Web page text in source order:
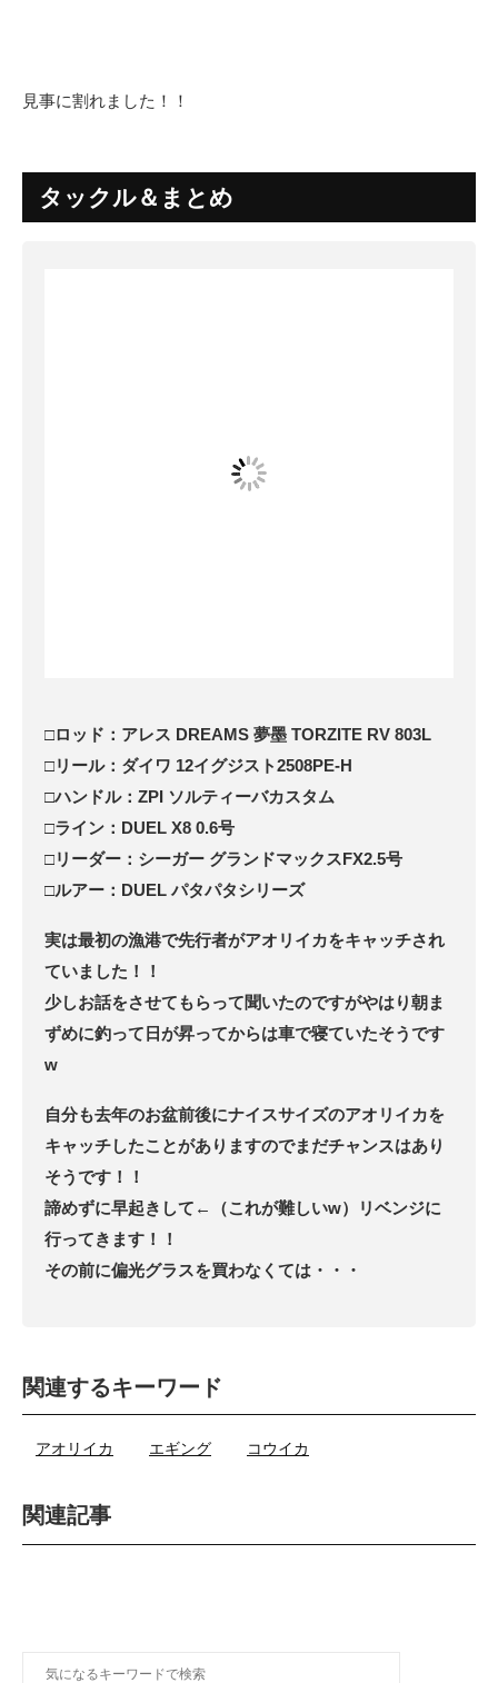
見事に割れました！！
タックル＆まとめ
□ロッド：アレス DREAMS 夢墨 TORZITE RV 803L
□リール：ダイワ 12イグジスト2508PE-H
□ハンドル：ZPI ソルティーバカスタム
□ライン：DUEL X8 0.6号
□リーダー：シーガー グランドマックスFX2.5号
□ルアー：DUEL パタパタシリーズ
実は最初の漁港で先行者がアオリイカをキャッチされ
ていました！！
少しお話をさせてもらって聞いたのですがやはり朝ま
ずめに釣って日が昇ってからは車で寝ていたそうです
w
自分も去年のお盆前後にナイスサイズのアオリイカを
キャッチしたことがありますのでまだチャンスはあり
そうです！！
諦めずに早起きして←（これが難しいw）リベンジに
行ってきます！！
その前に偏光グラスを買わなくては・・・
関連するキーワード
アオリイカ エギング コウイカ
関連記事